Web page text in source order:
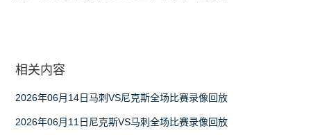
相关内容
2026年06月14日马刺VS尼克斯全场比赛录像回放
2026年06月11日尼克斯VS马刺全场比赛录像回放